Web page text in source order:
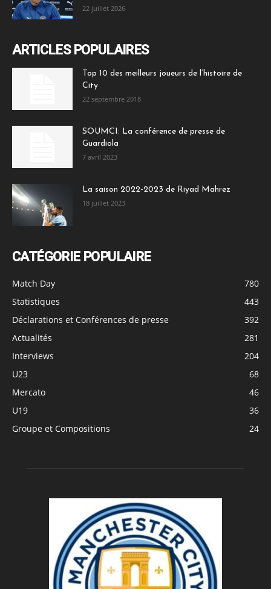
22 juillet 2026
ARTICLES POPULAIRES
Top 10 des meilleurs joueurs de l’histoire de
City
22 septembre 2018
SOUMCI: La conférence de presse de
Guardiola
7 avril 2023
La saison 2022-2023 de Riyad Mahrez
18 juillet 2023
CATÉGORIE POPULAIRE
Match Day
780
Statistiques
443
Déclarations et Conférences de presse
392
Actualités
281
Interviews
204
U23
68
Mercato
46
U19
36
Groupe et Compositions
24